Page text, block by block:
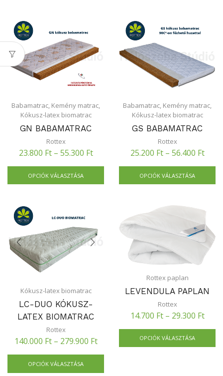
Babamatrac, Kemény matrac,
Kókusz-latex biomatrac
GN BABAMATRAC
Rottex
23.800 Ft– 55.300 Ft
OPCIÓK VÁLASZTÁSA
Babamatrac, Kemény matrac,
Kókusz-latex biomatrac
GS BABAMATRAC
Rottex
25.200 Ft– 56.400 Ft
OPCIÓK VÁLASZTÁSA
Kókusz-latex biomatrac
LC-DUO KÓKUSZ-
LATEX BIOMATRAC
Rottex
140.000 Ft– 279.900 Ft
OPCIÓK VÁLASZTÁSA
Rottex paplan
LEVENDULA PAPLAN
Rottex
14.700 Ft– 29.300 Ft
OPCIÓK VÁLASZTÁSA